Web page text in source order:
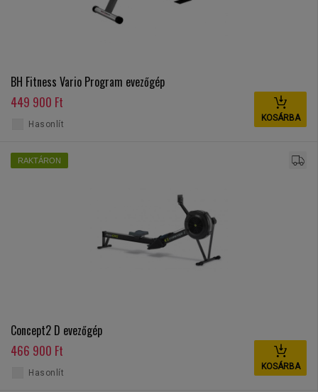
BH Fitness Vario Program evezőgép
449 900 Ft
KOSÁRBA
Hasonlít
RAKTÁRON
Concept2 D evezőgép
466 900 Ft
KOSÁRBA
Hasonlít